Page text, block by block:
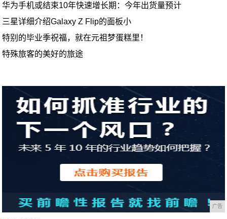
华为手机或结束10年快速增长期：今年出货量预计
三星详细介绍Galaxy Z Flip的面板小
特别的毕业季祝福，就在元祖梦蛋糕里！
特殊旅客的美好的旅途
广告